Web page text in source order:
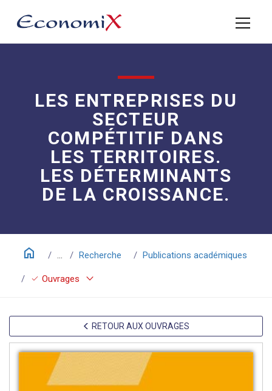
LES ENTREPRISES DU
SECTEUR
COMPÉTITIF DANS
LES TERRITOIRES.
LES DÉTERMINANTS
DE LA CROISSANCE.
home Recherche Publications académiques
check Ouvrages keyboard_arrow_down
RETOUR AUX OUVRAGES